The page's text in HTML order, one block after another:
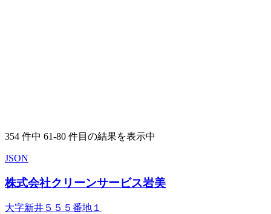
354 件中 61-80 件目の結果を表示中
JSON
株式会社クリーンサービス岩美
大字新井５５５番地１